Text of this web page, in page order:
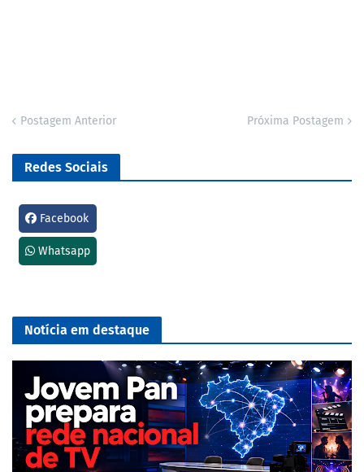
Postagem Anterior Próxima Postagem
Redes Sociais
Facebook
Whatsapp
Notícia em destaque